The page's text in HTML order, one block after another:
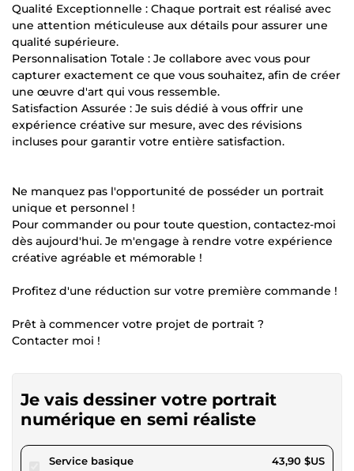
Qualité Exceptionnelle : Chaque portrait est réalisé avec
une attention méticuleuse aux détails pour assurer une
qualité supérieure.
Personnalisation Totale : Je collabore avec vous pour
capturer exactement ce que vous souhaitez, afin de créer
une œuvre d'art qui vous ressemble.
Satisfaction Assurée : Je suis dédié à vous offrir une
expérience créative sur mesure, avec des révisions
incluses pour garantir votre entière satisfaction.
Ne manquez pas l'opportunité de posséder un portrait
unique et personnel !
Pour commander ou pour toute question, contactez-moi
dès aujourd'hui. Je m'engage à rendre votre expérience
créative agréable et mémorable !
Profitez d'une réduction sur votre première commande !
Prêt à commencer votre projet de portrait ?
Contacter moi !
Je vais dessiner votre portrait
numérique en semi réaliste
Service basiquepour 40,46 $US 43,90 $US